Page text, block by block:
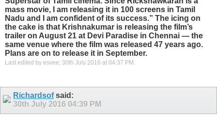
mass movie, I am releasing it in 100 screens in Tamil
Nadu and I am confident of its success.” The icing on
the cake is that Krishnakumar is releasing the film’s
trailer on August 21 at Devi Paradise in Chennai — the
same venue where the film was released 47 years ago.
Plans are on to release it in September.
Last edited by esvee; 30th July 2016 at 04:37 PM .
Richardsofsaid:
30th July 2016 04:39 PM